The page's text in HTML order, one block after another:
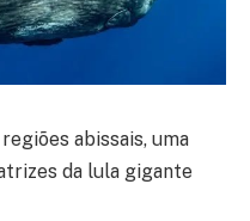
abissais, uma
da lula gigante